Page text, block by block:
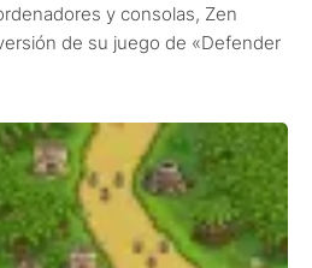
y consolas, Zen
de su juego de «Defender